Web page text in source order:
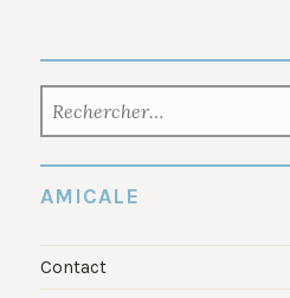
AMICALE
Contact